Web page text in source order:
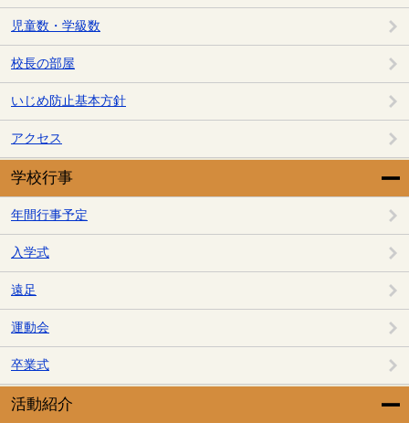
児童数・学級数
校長の部屋
いじめ防止基本方針
アクセス
学校行事
年間行事予定
入学式
遠足
運動会
卒業式
活動紹介